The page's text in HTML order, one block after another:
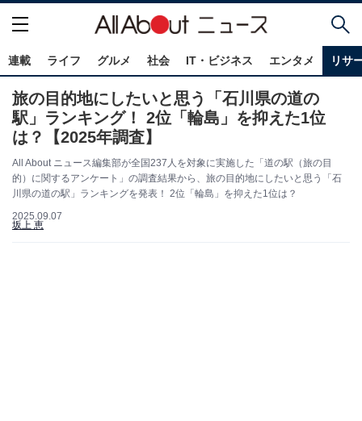
連載 ライフ グルメ 社会 IT・ビジネス エンタメ リサ
旅の目的地にしたいと思う「石川県の道の
駅」ランキング！ 2位「輪島」を抑えた1位
は？【2025年調査】
All About ニュース編集部が全国237人を対象に実施した「道の駅（旅の目
的）に関するアンケート」の調査結果から、旅の目的地にしたいと思う「石
川県の道の駅」ランキングを発表！ 2位「輪島」を抑えた1位は？
2025.09.07
坂上 恵